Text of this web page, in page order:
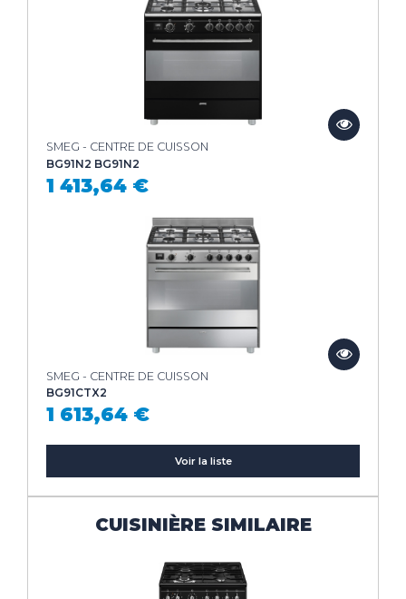
SMEG - CENTRE DE CUISSON
BG91N2 BG91N2
1 413,64 €
SMEG - CENTRE DE CUISSON
BG91CTX2
1 613,64 €
Voir la liste
CUISINIÈRE SIMILAIRE